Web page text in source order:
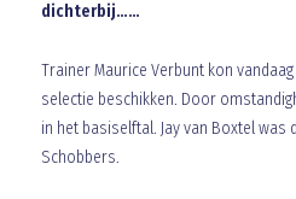
dichterbij……
Trainer Maurice Verbunt kon
selectie beschikken. Door
in het basiselftal. Jay van Boxtel
Schobbers.